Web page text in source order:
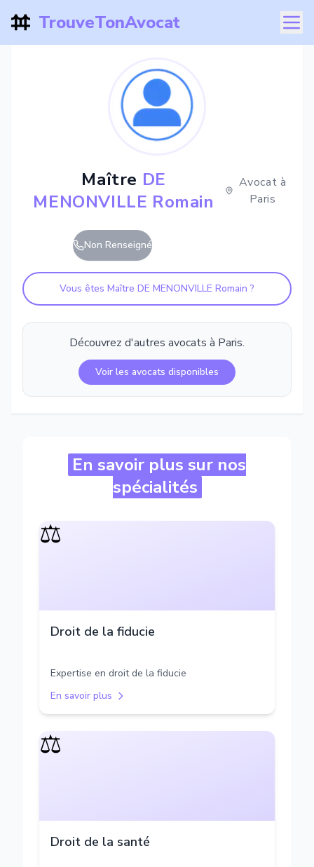
TrouveTonAvocat
Maître DE
MENONVILLE Romain
Avocat à
Paris
Non Renseigné
Vous êtes Maître DE MENONVILLE Romain ?
Découvrez d'autres avocats à Paris.
Voir les avocats disponibles
En savoir plus sur nos
spécialités
⚖️
Droit de la fiducie
Expertise en droit de la fiducie
En savoir plus
⚖️
Droit de la santé